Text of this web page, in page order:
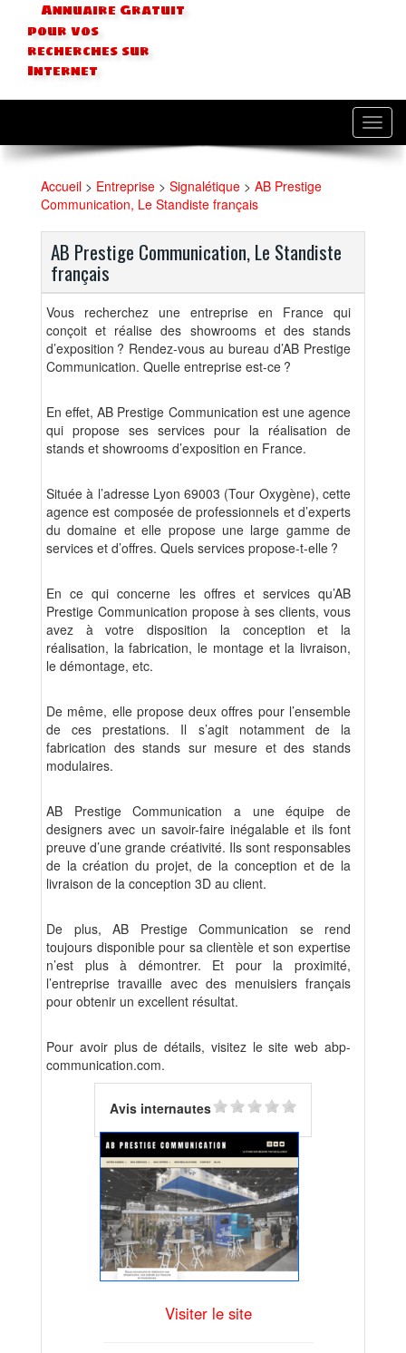
Annuaire Gratuit
pour vos
recherches sur
Internet
Accueil > Entreprise > Signalétique > AB Prestige
Communication, Le Standiste français
AB Prestige Communication, Le Standiste
français
Vous recherchez une entreprise en France qui
conçoit et réalise des showrooms et des stands
d’exposition ? Rendez-vous au bureau d’AB Prestige
Communication. Quelle entreprise est-ce ?
En effet, AB Prestige Communication est une agence
qui propose ses services pour la réalisation de
stands et showrooms d’exposition en France.
Située à l’adresse Lyon 69003 (Tour Oxygène), cette
agence est composée de professionnels et d’experts
du domaine et elle propose une large gamme de
services et d’offres. Quels services propose-t-elle ?
En ce qui concerne les offres et services qu’AB
Prestige Communication propose à ses clients, vous
avez à votre disposition la conception et la
réalisation, la fabrication, le montage et la livraison,
le démontage, etc.
De même, elle propose deux offres pour l’ensemble
de ces prestations. Il s’agit notamment de la
fabrication des stands sur mesure et des stands
modulaires.
AB Prestige Communication a une équipe de
designers avec un savoir-faire inégalable et ils font
preuve d’une grande créativité. Ils sont responsables
de la création du projet, de la conception et de la
livraison de la conception 3D au client.
De plus, AB Prestige Communication se rend
toujours disponible pour sa clientèle et son expertise
n’est plus à démontrer. Et pour la proximité,
l’entreprise travaille avec des menuisiers français
pour obtenir un excellent résultat.
Pour avoir plus de détails, visitez le site web abp-
communication.com.
Avis internautes
Visiter le site